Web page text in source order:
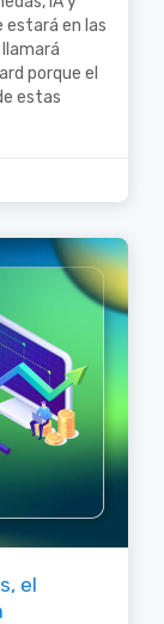
estará en las
porque el
estas
el